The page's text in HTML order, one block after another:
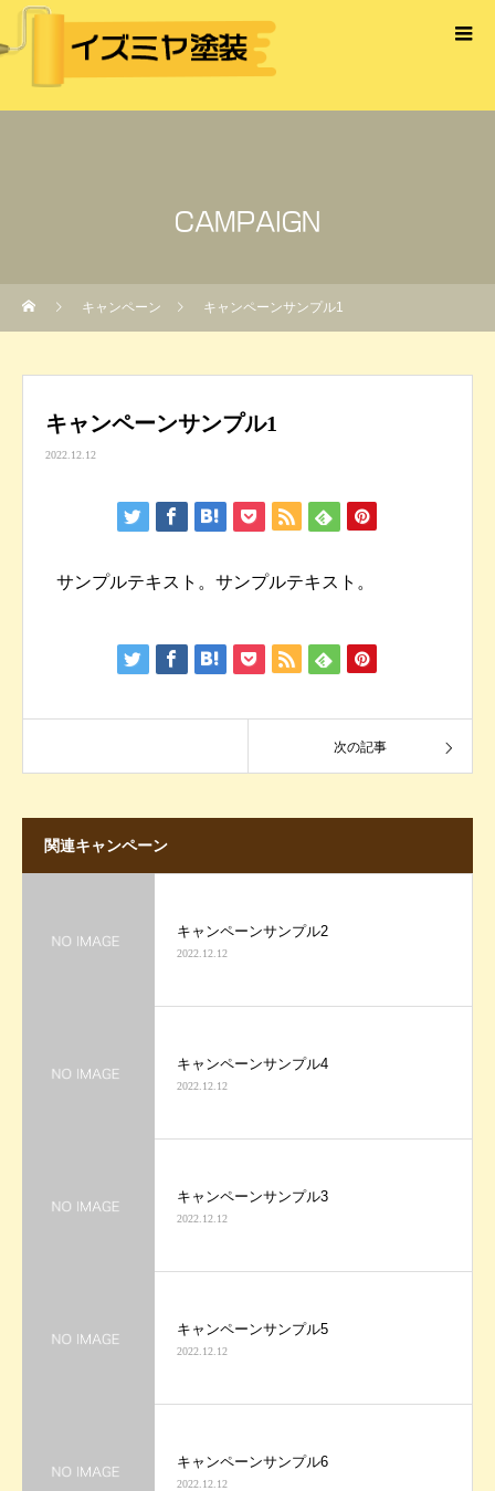
CAMPAIGN
キャンペーン キャンペーンサンプル1
キャンペーンサンプル1
2022.12.12
サンプルテキスト。サンプルテキスト。
次の記事
関連キャンペーン
キャンペーンサンプル2
2022.12.12
キャンペーンサンプル4
2022.12.12
キャンペーンサンプル3
2022.12.12
キャンペーンサンプル5
2022.12.12
キャンペーンサンプル6
2022.12.12